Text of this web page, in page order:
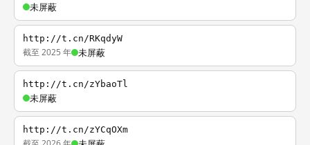
未屏蔽
http://t.cn/RKqdyW
截至 2025 年 未屏蔽
http://t.cn/zYbaoTl
未屏蔽
http://t.cn/zYCqOXm